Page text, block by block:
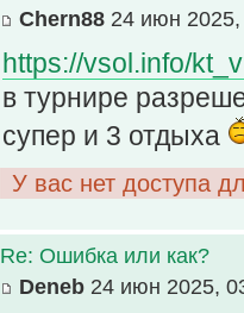
Chern88 24 июн
https://vsol.info/
в турнире
супер и 3 отдыха
У вас нет доступа
Re: Ошибка или как?
Deneb 24 июн 2025,